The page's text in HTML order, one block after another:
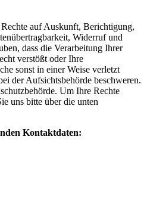
auf Auskunft, Berichtigung,
Widerruf und
dass die Verarbeitung Ihrer
verstößt oder Ihre
sonst in einer Weise verletzt
der Aufsichtsbehörde beschweren.
Um Ihre Rechte
uns bitte über die unten
Kontaktdaten: